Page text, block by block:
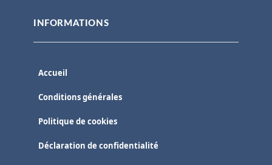
INFORMATIONS
Accueil
Conditions générales
Politique de cookies
Déclaration de confidentialité